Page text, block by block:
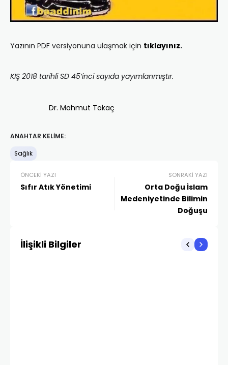
Yazının PDF versiyonuna ulaşmak için tıklayınız.
KIŞ 2018 tarihli SD 45’inci sayıda yayımlanmıştır.
Dr. Mahmut Tokaç
ANAHTAR KELIME:
Sağlık
ÖNCEKI YAZI
Sıfır Atık Yönetimi
SONRAKI YAZI
Orta Doğu İslam
Medeniyetinde Bilimin
Doğuşu
İlişikli Bilgiler